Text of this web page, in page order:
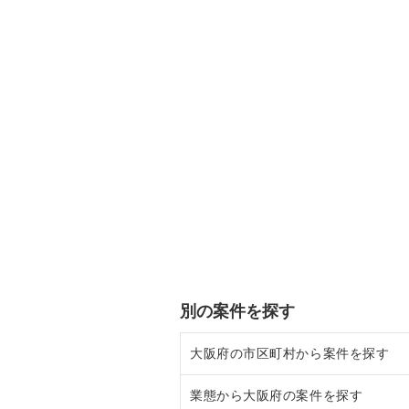
別の案件を探す
大阪府の市区町村から案件を探す
大阪市北区の飲食店の居抜き売却
業態から大阪府の案件を探す